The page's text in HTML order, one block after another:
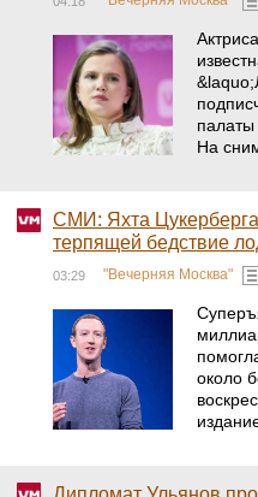
палаты
На
СМИ: Яхта Цукерберга
терпящей бедствие
03:29 "Вечерняя Москва"
около